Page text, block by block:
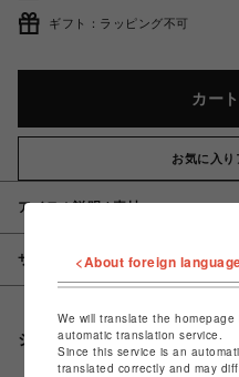
ギフト：ラッピング不可
カー
お気に入り
アイテム説明 / 素材
サイズ
シェアする
<About foreign
We will translate the
automatic translation service.
Since this service is an
translated correctly and may